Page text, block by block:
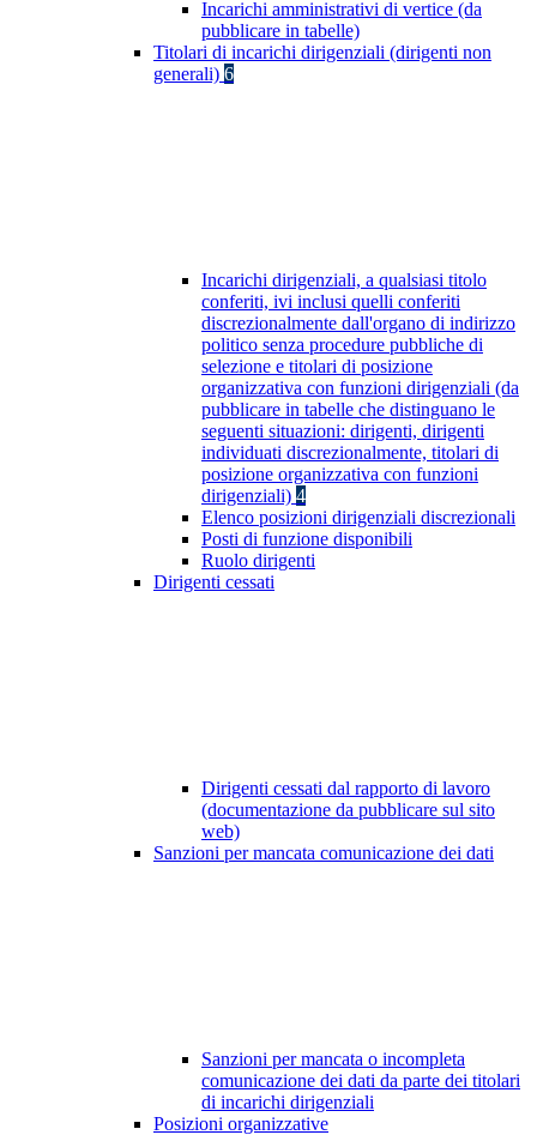
Incarichi amministrativi di vertice (da
pubblicare in tabelle)
Titolari di incarichi dirigenziali (dirigenti non
generali) 6
Incarichi dirigenziali, a qualsiasi titolo
conferiti, ivi inclusi quelli conferiti
discrezionalmente dall'organo di indirizzo
politico senza procedure pubbliche di
selezione e titolari di posizione
organizzativa con funzioni dirigenziali (da
pubblicare in tabelle che distinguano le
seguenti situazioni: dirigenti, dirigenti
individuati discrezionalmente, titolari di
posizione organizzativa con funzioni
dirigenziali) 4
Elenco posizioni dirigenziali discrezionali
Posti di funzione disponibili
Ruolo dirigenti
Dirigenti cessati
Dirigenti cessati dal rapporto di lavoro
(documentazione da pubblicare sul sito
web)
Sanzioni per mancata comunicazione dei dati
Sanzioni per mancata o incompleta
comunicazione dei dati da parte dei titolari
di incarichi dirigenziali
Posizioni organizzative